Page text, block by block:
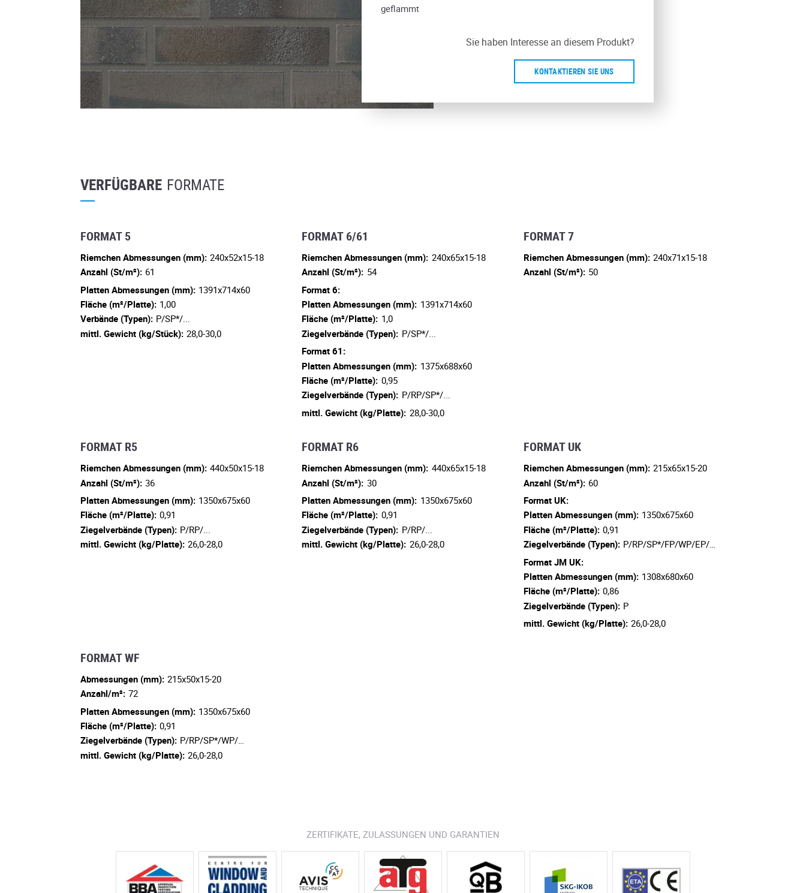
geflammt
Sie haben Interesse an diesem Produkt?
KONTAKTIEREN SIE UNS
VERFÜGBARE FORMATE
FORMAT 5
Riemchen Abmessungen (mm): 240x52x15-18
Anzahl (St/m²): 61
Platten Abmessungen (mm): 1391x714x60
Fläche (m²/Platte): 1,00
Verbände (Typen): P/SP*/...
mittl. Gewicht (kg/Stück): 28,0-30,0
FORMAT 6/61
Riemchen Abmessungen (mm): 240x65x15-18
Anzahl (St/m²): 54
Format 6:
Platten Abmessungen (mm): 1391x714x60
Fläche (m²/Platte): 1,0
Ziegelverbände (Typen): P/SP*/...
Format 61:
Platten Abmessungen (mm): 1375x688x60
Fläche (m²/Platte): 0,95
Ziegelverbände (Typen): P/RP/SP*/...
mittl. Gewicht (kg/Platte): 28,0-30,0
FORMAT 7
Riemchen Abmessungen (mm): 240x71x15-18
Anzahl (St/m²): 50
FORMAT R5
Riemchen Abmessungen (mm): 440x50x15-18
Anzahl (St/m²): 36
Platten Abmessungen (mm): 1350x675x60
Fläche (m²/Platte): 0,91
Ziegelverbände (Typen): P/RP/...
mittl. Gewicht (kg/Platte): 26,0-28,0
FORMAT R6
Riemchen Abmessungen (mm): 440x65x15-18
Anzahl (St/m²): 30
Platten Abmessungen (mm): 1350x675x60
Fläche (m²/Platte): 0,91
Ziegelverbände (Typen): P/RP/...
mittl. Gewicht (kg/Platte): 26,0-28,0
FORMAT UK
Riemchen Abmessungen (mm): 215x65x15-20
Anzahl (St/m²): 60
Format UK:
Platten Abmessungen (mm): 1350x675x60
Fläche (m²/Platte): 0,91
Ziegelverbände (Typen): P/RP/SP*/FP/WP/EP/…
Format JM UK:
Platten Abmessungen (mm): 1308x680x60
Fläche (m²/Platte): 0,86
Ziegelverbände (Typen): P
mittl. Gewicht (kg/Platte): 26,0-28,0
FORMAT WF
Abmessungen (mm): 215x50x15-20
Anzahl/m²: 72
Platten Abmessungen (mm): 1350x675x60
Fläche (m²/Platte): 0,91
Ziegelverbände (Typen): P/RP/SP*/WP/…
mittl. Gewicht (kg/Platte): 26,0-28,0
ZERTIFIKATE, ZULASSUNGEN UND GARANTIEN